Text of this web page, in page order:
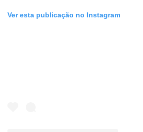
Ver esta publicação no Instagram